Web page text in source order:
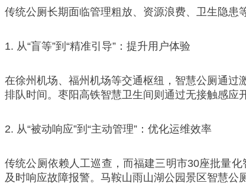
传统公厕长期面临管理粗放、资源浪费、卫生隐患
1. 从“盲等”到“精准引导”：提升用户体验
在徐州机场、福州机场等交通枢纽，智慧公厕通
排队时间。枣阳高铁智慧卫生间则通过无接触感应
2. 从“被动响应”到“主动管理”：优化运维效率
传统公厕依赖人工巡查，而福建三明市30座批量
及时响应故障报警。马鞍山雨山湖公园景区智慧公